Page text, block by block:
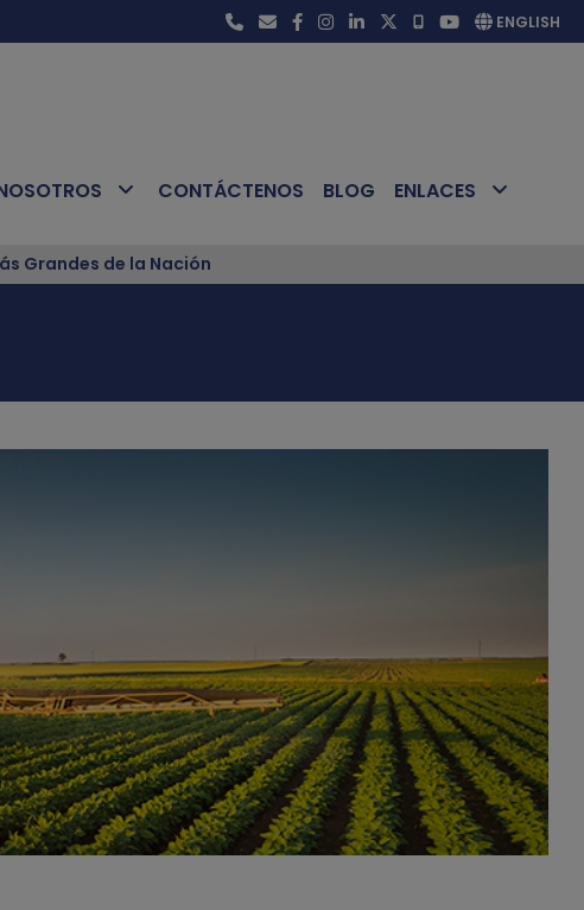
ENGLISH
CONTÁCTENOS BLOG ENLACES
Grandes de la Nación